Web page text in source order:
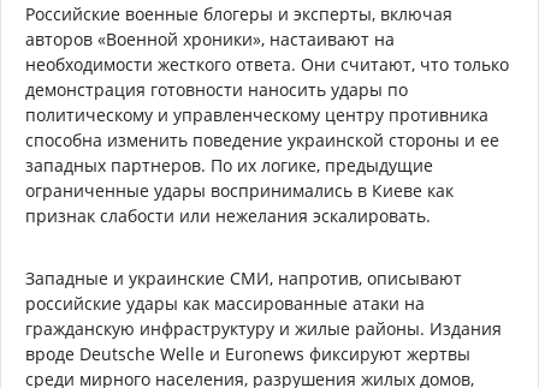
Российские военные блогеры и эксперты, включая
авторов «Военной хроники», настаивают на
необходимости жесткого ответа. Они считают, что только
демонстрация готовности наносить удары по
политическому и управленческому центру противника
способна изменить поведение украинской стороны и ее
западных партнеров. По их логике, предыдущие
ограниченные удары воспринимались в Киеве как
признак слабости или нежелания эскалировать.
Западные и украинские СМИ, напротив, описывают
российские удары как массированные атаки на
гражданскую инфраструктуру и жилые районы. Издания
вроде Deutsche Welle и Euronews фиксируют жертвы
среди мирного населения, разрушения жилых домов,